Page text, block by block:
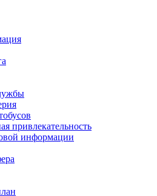
привлекательность
информации